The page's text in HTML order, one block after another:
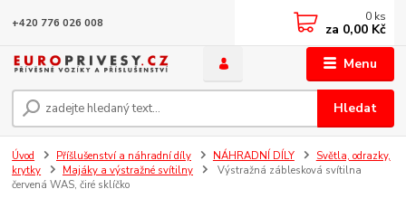
Menu
Hledat
+420 776 026 008 0 ks
za 0,00 Kč
Úvod Příšlušenství a náhradní díly NÁHRADNÍ DÍLY
Světla, odrazky,
krytky
Majáky a výstražné svítilny
Výstražná záblesková svítilna
červená WAS, čiré sklíčko